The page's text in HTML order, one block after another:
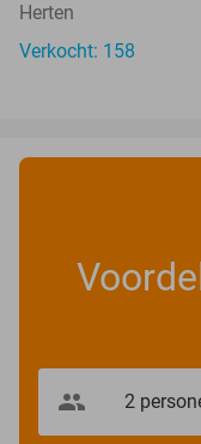
Herten
Verkocht: 158